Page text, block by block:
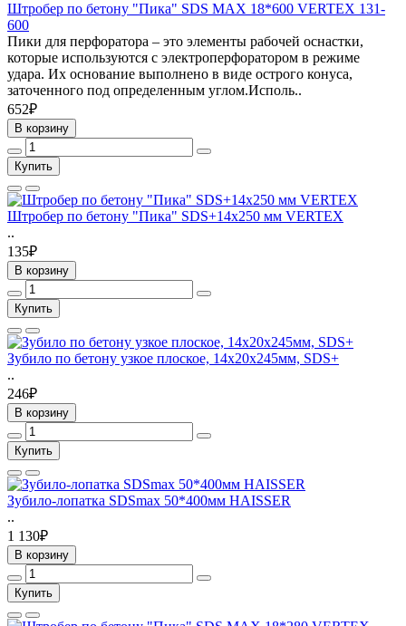
Штробер по бетону "Пика" SDS MAX 18*600 VERTEX 131-
600
Пики для перфоратора – это элементы рабочей оснастки,
которые используются с электроперфоратором в режиме
удара. Их основание выполнено в виде острого конуса,
заточенного под определенным углом.Исполь..
652₽
В корзину
Купить
Штробер по бетону "Пика" SDS+14х250 мм VERTEX
..
135₽
В корзину
Купить
Зубило по бетону узкое плоское, 14х20х245мм, SDS+
..
246₽
В корзину
Купить
Зубило-лопатка SDSmax 50*400мм HAISSER
..
1 130₽
В корзину
Купить